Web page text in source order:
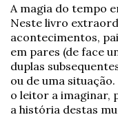
A magia do tempo
Neste livro
acontecimentos,
em pares (de face
duplas
ou de uma
o leitor a imaginar,
a história destas